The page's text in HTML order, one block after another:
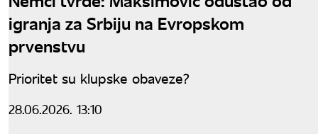
igranja za Srbiju na Evropskom
prvenstvu
Prioritet su klupske obaveze?
28.06.2026. 13:10